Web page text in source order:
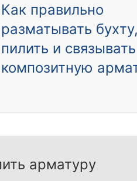
Как правильно
разматывать бухту,
пилить и связывать
композитную
арматуру